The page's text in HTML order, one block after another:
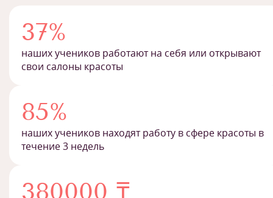
37%
наших учеников работают на себя или открывают
свои салоны красоты
85%
наших учеников находят работу в сфере красоты в
течение 3 недель
380000 ₸